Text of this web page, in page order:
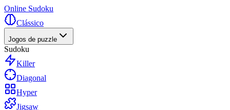
Online Sudoku
Clássico
Jogos de puzzle
Sudoku
Killer
Diagonal
Hyper
Jigsaw